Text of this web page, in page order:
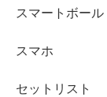
スマートボール
スマホ
セットリスト